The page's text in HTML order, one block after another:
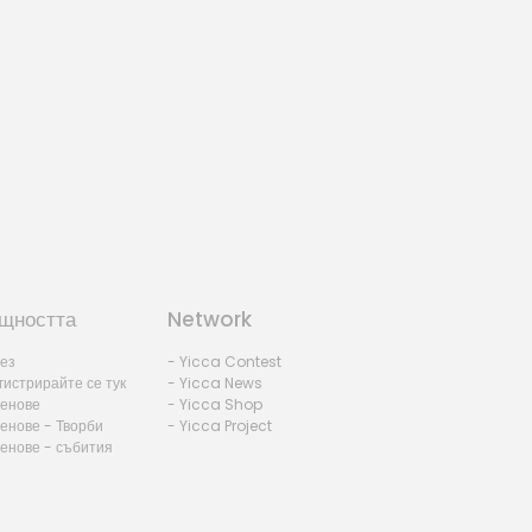
се тук
- Творби
- събития
Network
- Yicca Contest
- Yicca News
- Yicca Shop
- Yicca Project